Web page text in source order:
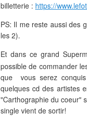
billetterie : https://
PS: Il me reste aussi des
les 2).
Et dans ce grand
possible de commander
que vous serez
quelques cd des artistes
"Carthographie du coeur"
single vient de sortir!